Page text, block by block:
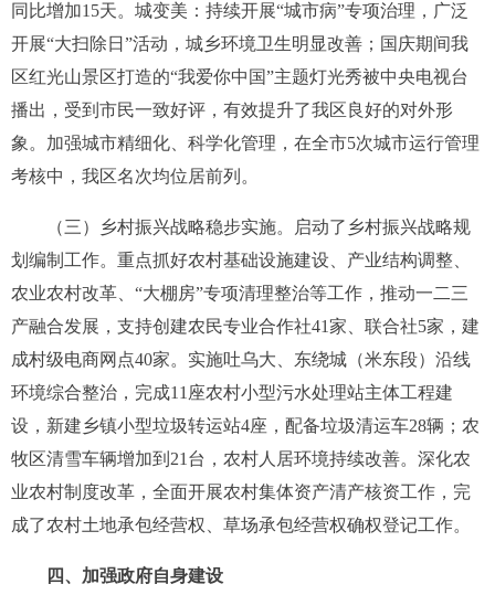
同比增加15天。城变美：持续开展“城市病”专项治理，广泛
开展“大扫除日”活动，城乡环境卫生明显改善；国庆期间我
区红光山景区打造的“我爱你中国”主题灯光秀被中央电视台
播出，受到市民一致好评，有效提升了我区良好的对外形
象。加强城市精细化、科学化管理，在全市5次城市运行管理
考核中，我区名次均位居前列。
（三）乡村振兴战略稳步实施。
启动了乡村振兴战略规
划编制工作。重点抓好农村基础设施建设、产业结构调整、
农业农村改革、 “大棚房”专项清理整治等工作，推动一二三
产融合发展，支持创建农民专业合作社41家、联合社5家，建
成村级电商网点40家。实施吐乌大、东绕城（米东段）沿线
环境综合整治，完成11 座农村小型污水处理站主体工程建
设，新建乡镇小型垃圾转运站4座，配备垃圾清运车28辆；农
牧区清雪车辆增加到 21 台，农村人居环境持续改善。深化农
业农村制度改革，全面开展农村集体资产清产核资工作，完
成了农村土地承包经营权、草场承包经营权确权登记工作。
四、加强政府自身建设